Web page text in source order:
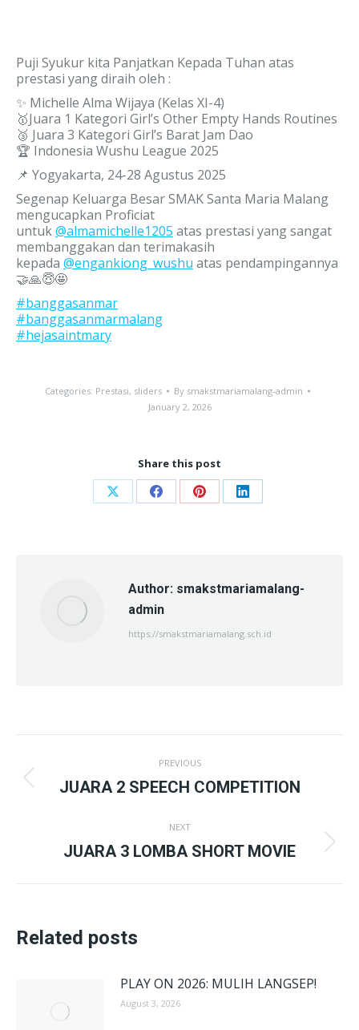
Puji Syukur kita Panjatkan Kepada Tuhan atas
prestasi yang diraih oleh :
✨ Michelle Alma Wijaya (Kelas XI-4)
🥇Juara 1 Kategori Girl’s Other Empty Hands Routines
🥉 Juara 3 Kategori Girl’s Barat Jam Dao
🏆 Indonesia Wushu League 2025
📌 Yogyakarta, 24-28 Agustus 2025
Segenap Keluarga Besar SMAK Santa Maria Malang
mengucapkan Proficiat
untuk@almamichelle1205 atas prestasi yang sangat
membanggakan dan terimakasih
kepada @engankiong_wushu atas pendampingannya
🤝🙏😇🤩
#banggasanmar
#banggasanmarmalang
#hejasaintmary
Categories: Prestasi, sliders By smakstmariamalang-admin
January 2, 2026
Share this post
Share Share Share Share
Author: smakstmariamalang-
admin
https://smakstmariamalang.sch.id
navigation
PREVIOUS
Previous
JUARA 2 SPEECH COMPETITION
NEXT
Next
JUARA 3 LOMBA SHORT MOVIE
Related posts
PLAY ON 2026: MULIH LANGSEP!
August 3, 2026